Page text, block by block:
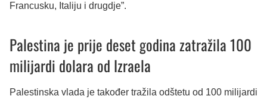
Francusku, Italiju i drugdje”.
Palestina je prije deset godina zatražila 100
milijardi dolara od Izraela
Palestinska vlada je također tražila odštetu od 100 milijardi